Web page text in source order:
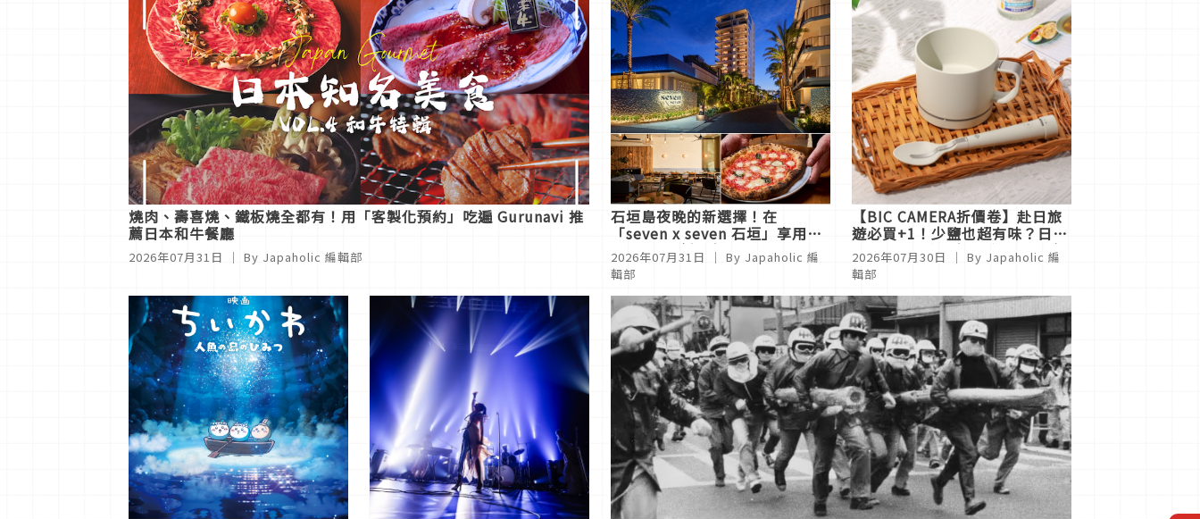
燒肉、壽喜燒、鐵板燒全都有！用「客製化預約」吃遍 Gurunavi 推
薦日本和牛餐廳
2026年07月31日 ｜ By Japaholic 編輯部
石垣島夜晚的新選擇！在
「seven x seven 石垣」享用
BATIDA精緻晚餐、到Bar Red.
度過微醺時光
2026年07月31日
｜ By Japaholic 編
輯部
【BIC CAMERA折價卷】赴日旅
遊必買+1！少鹽也超有味？日本
KIRIN「電鹽」餐具登場！體驗
減鹽與美食的秘密新科技
2026年07月30日
｜ By Japaholic 編
輯部